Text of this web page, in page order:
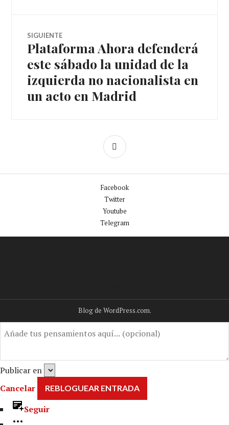
SIGUIENTE
Entrada
siguiente:
Plataforma Ahora defenderá
este sábado la unidad de la
izquierda no nacionalista en
un acto en Madrid
BARRA
Facebook
Twitter
Youtube
Telegram
Blog de WordPress.com.
Publicar en
Cancelar
Seguir